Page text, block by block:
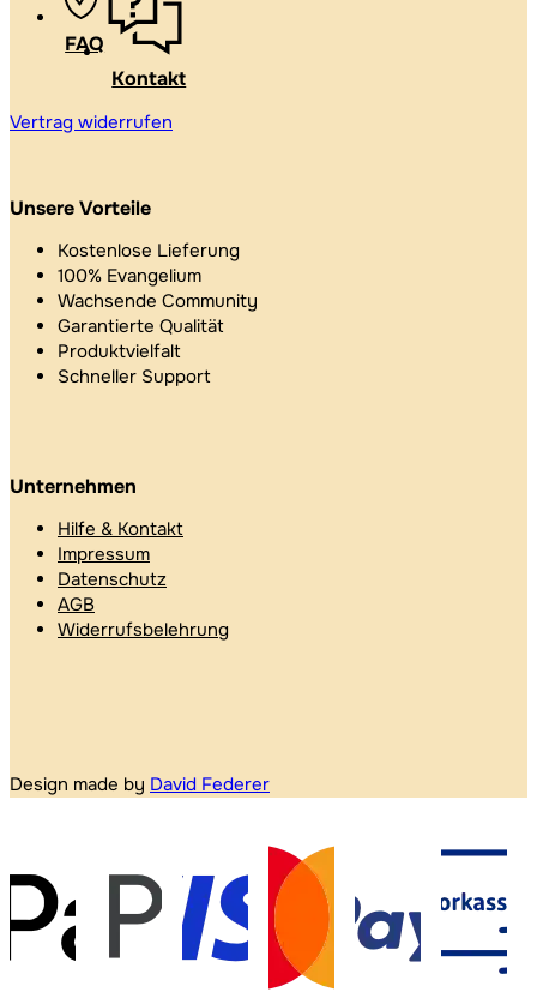
FAQ
Kontakt
Vertrag widerrufen
Unsere Vorteile
Kostenlose Lieferung
100% Evangelium
Wachsende Community
Garantierte Qualität
Produktvielfalt
Schneller Support
Unternehmen
Hilfe & Kontakt
Impressum
Datenschutz
AGB
Widerrufsbelehrung
Design made by David Federer